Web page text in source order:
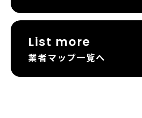
List more
業者マップ一覧へ